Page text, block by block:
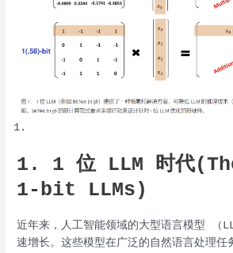
1. 1 位 LLM 时代
1-bit LLMs)
近年来，人工智能领域的大型语言模型 （
速增长。这些模型在广泛的自然语言处理任